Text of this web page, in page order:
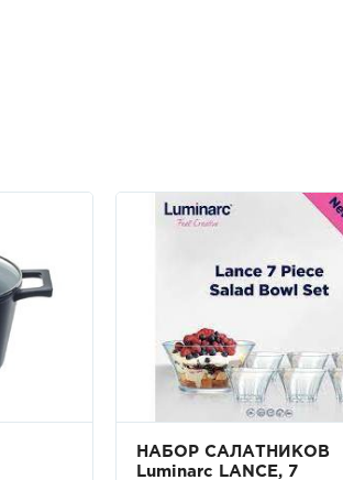
НАБОР САЛАТНИКОВ
Luminarc LANCE, 7